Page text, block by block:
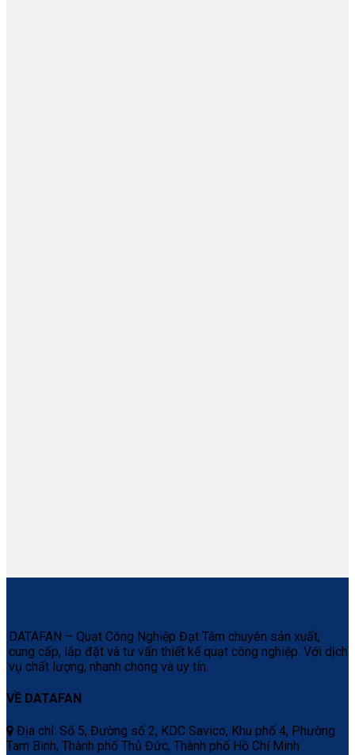
DATAFAN – Quạt Công Nghiệp Đạt Tâm chuyên sản xuất,
cung cấp, lắp đặt và tư vấn thiết kế quạt công nghiệp. Với dịch
vụ chất lượng, nhanh chóng và uy tín.
VỀ DATAFAN
Địa chỉ: Số 5, Đường số 2, KDC Savico, Khu phố 4, Phường
Tam Bình, Thành phố Thủ Đức, Thành phố Hồ Chí Minh